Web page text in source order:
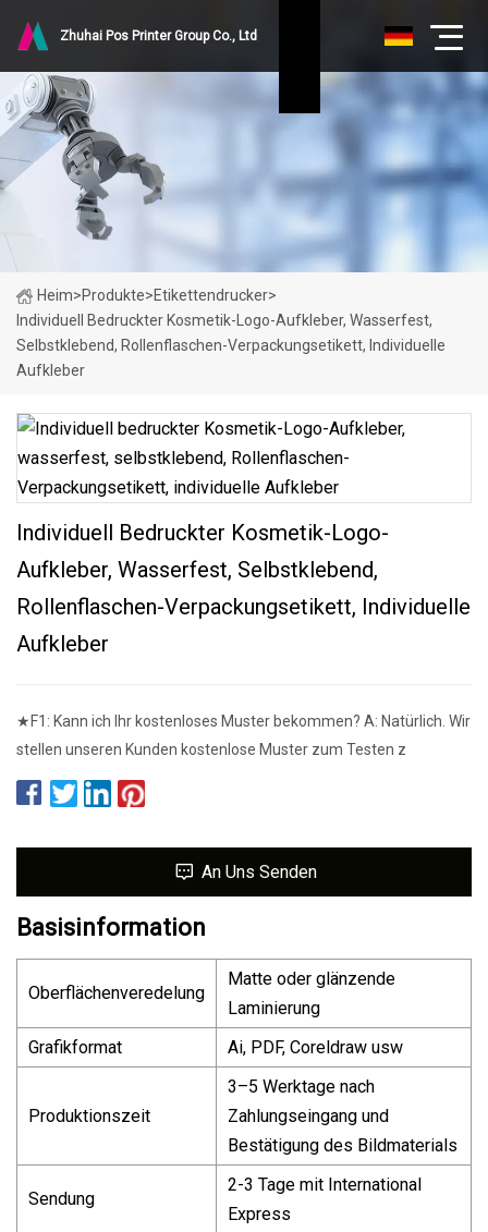
Zhuhai Pos Printer Group Co., Ltd
Heim>Produkte>Etikettendrucker>
Individuell Bedruckter Kosmetik-Logo-Aufkleber, Wasserfest,
Selbstklebend, Rollenflaschen-Verpackungsetikett, Individuelle
Aufkleber
Individuell Bedruckter Kosmetik-Logo-
Aufkleber, Wasserfest, Selbstklebend,
Rollenflaschen-Verpackungsetikett, Individuelle
Aufkleber
★F1: Kann ich Ihr kostenloses Muster bekommen? A: Natürlich. Wir
stellen unseren Kunden kostenlose Muster zum Testen z
An Uns Senden
Basisinformation
Oberflächenveredelung
Matte oder glänzende
Laminierung
Grafikformat
Ai, PDF, Coreldraw usw
Produktionszeit
3–5 Werktage nach
Zahlungseingang und
Bestätigung des Bildmaterials
Sendung
2-3 Tage mit International
Express